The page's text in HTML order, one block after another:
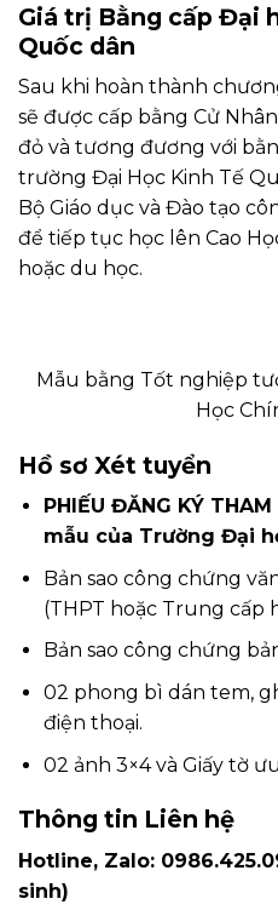
Giá trị Bằng cấp Đại
Quốc dân
Sau khi hoàn thành
sẽ được cấp bằng Cử
đỏ và tương đương với
trường Đại Học Kinh Tế
Bộ Giáo dục và Đào tạo
để tiếp tục học lên Cao
hoặc du học.
Mẫu bằng Tốt nghiệp
Học
Hồ sơ Xét tuyển
PHIẾU ĐĂNG KÝ
mẫu của Trường Đại
Bản sao công chứng
(THPT hoặc Trung cấp
Bản sao công chứng
02 phong bì dán tem,
điện thoại.
02 ảnh 3×4 và Giấy tờ
Thông tin Liên hệ
Hotline, Zalo:
sinh)